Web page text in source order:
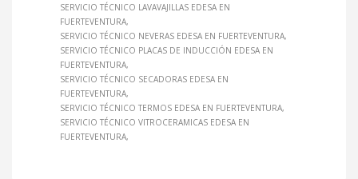
SERVICIO TÉCNICO LAVAVAJILLAS EDESA EN
FUERTEVENTURA
SERVICIO TÉCNICO NEVERAS EDESA EN FUERTEVENTURA
SERVICIO TÉCNICO PLACAS DE INDUCCIÓN EDESA EN
FUERTEVENTURA
SERVICIO TÉCNICO SECADORAS EDESA EN
FUERTEVENTURA
SERVICIO TÉCNICO TERMOS EDESA EN FUERTEVENTURA
SERVICIO TÉCNICO VITROCERAMICAS EDESA EN
FUERTEVENTURA